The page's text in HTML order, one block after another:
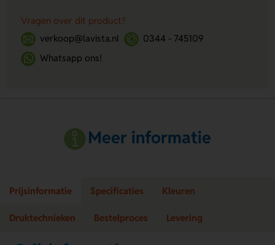
Vragen over dit product?
verkoop@lavista.nl
0344 - 745109
Whatsapp ons!
Meer informatie
Prijsinformatie Specificaties Kleuren
Druktechnieken Bestelproces Levering